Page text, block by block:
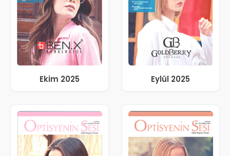
Ekim 2025 Eylül 2025